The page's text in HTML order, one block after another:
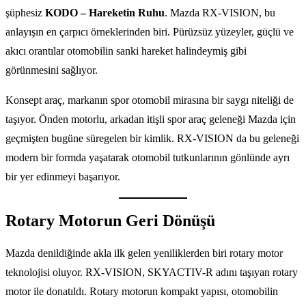
şüphesiz KODO – Hareketin Ruhu. Mazda RX-VISION, bu
anlayışın en çarpıcı örneklerinden biri. Pürüzsüz yüzeyler, güçlü ve
akıcı orantılar otomobilin sanki hareket halindeymiş gibi
görünmesini sağlıyor.
Konsept araç, markanın spor otomobil mirasına bir saygı niteliği de
taşıyor. Önden motorlu, arkadan itişli spor araç geleneği Mazda için
geçmişten bugüne süregelen bir kimlik. RX-VISION da bu geleneği
modern bir formda yaşatarak otomobil tutkunlarının gönlünde ayrı
bir yer edinmeyi başarıyor.
Rotary Motorun Geri Dönüşü
Mazda denildiğinde akla ilk gelen yeniliklerden biri rotary motor
teknolojisi oluyor. RX-VISION, SKYACTIV-R adını taşıyan rotary
motor ile donatıldı. Rotary motorun kompakt yapısı, otomobilin